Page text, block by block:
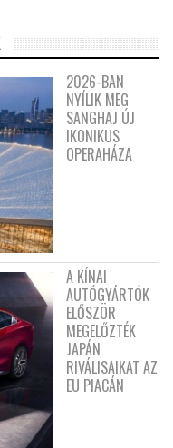
2026-BAN
NYÍLIK MEG
SANGHAJ ÚJ
IKONIKUS
OPERAHÁZA
A KÍNAI
AUTÓGYÁRTÓK
ELŐSZÖR
MEGELŐZTÉK
JAPÁN
RIVÁLISAIKAT AZ
EU PIACÁN